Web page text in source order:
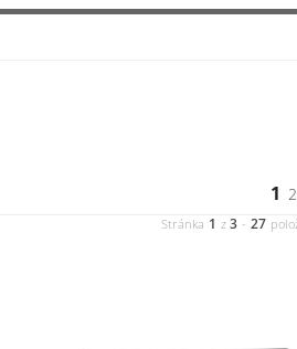
1 2
Stránka 1 z3 - 27